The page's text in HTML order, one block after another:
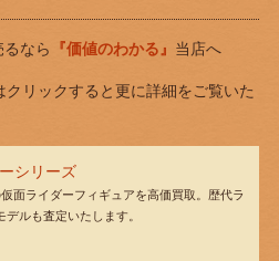
なら 『価値のわかる』 当店へ
リックすると更に詳細をご覧いた
シリーズ
面ライダーフィギュアを高価買取。歴代ラ
デルも査定いたします。